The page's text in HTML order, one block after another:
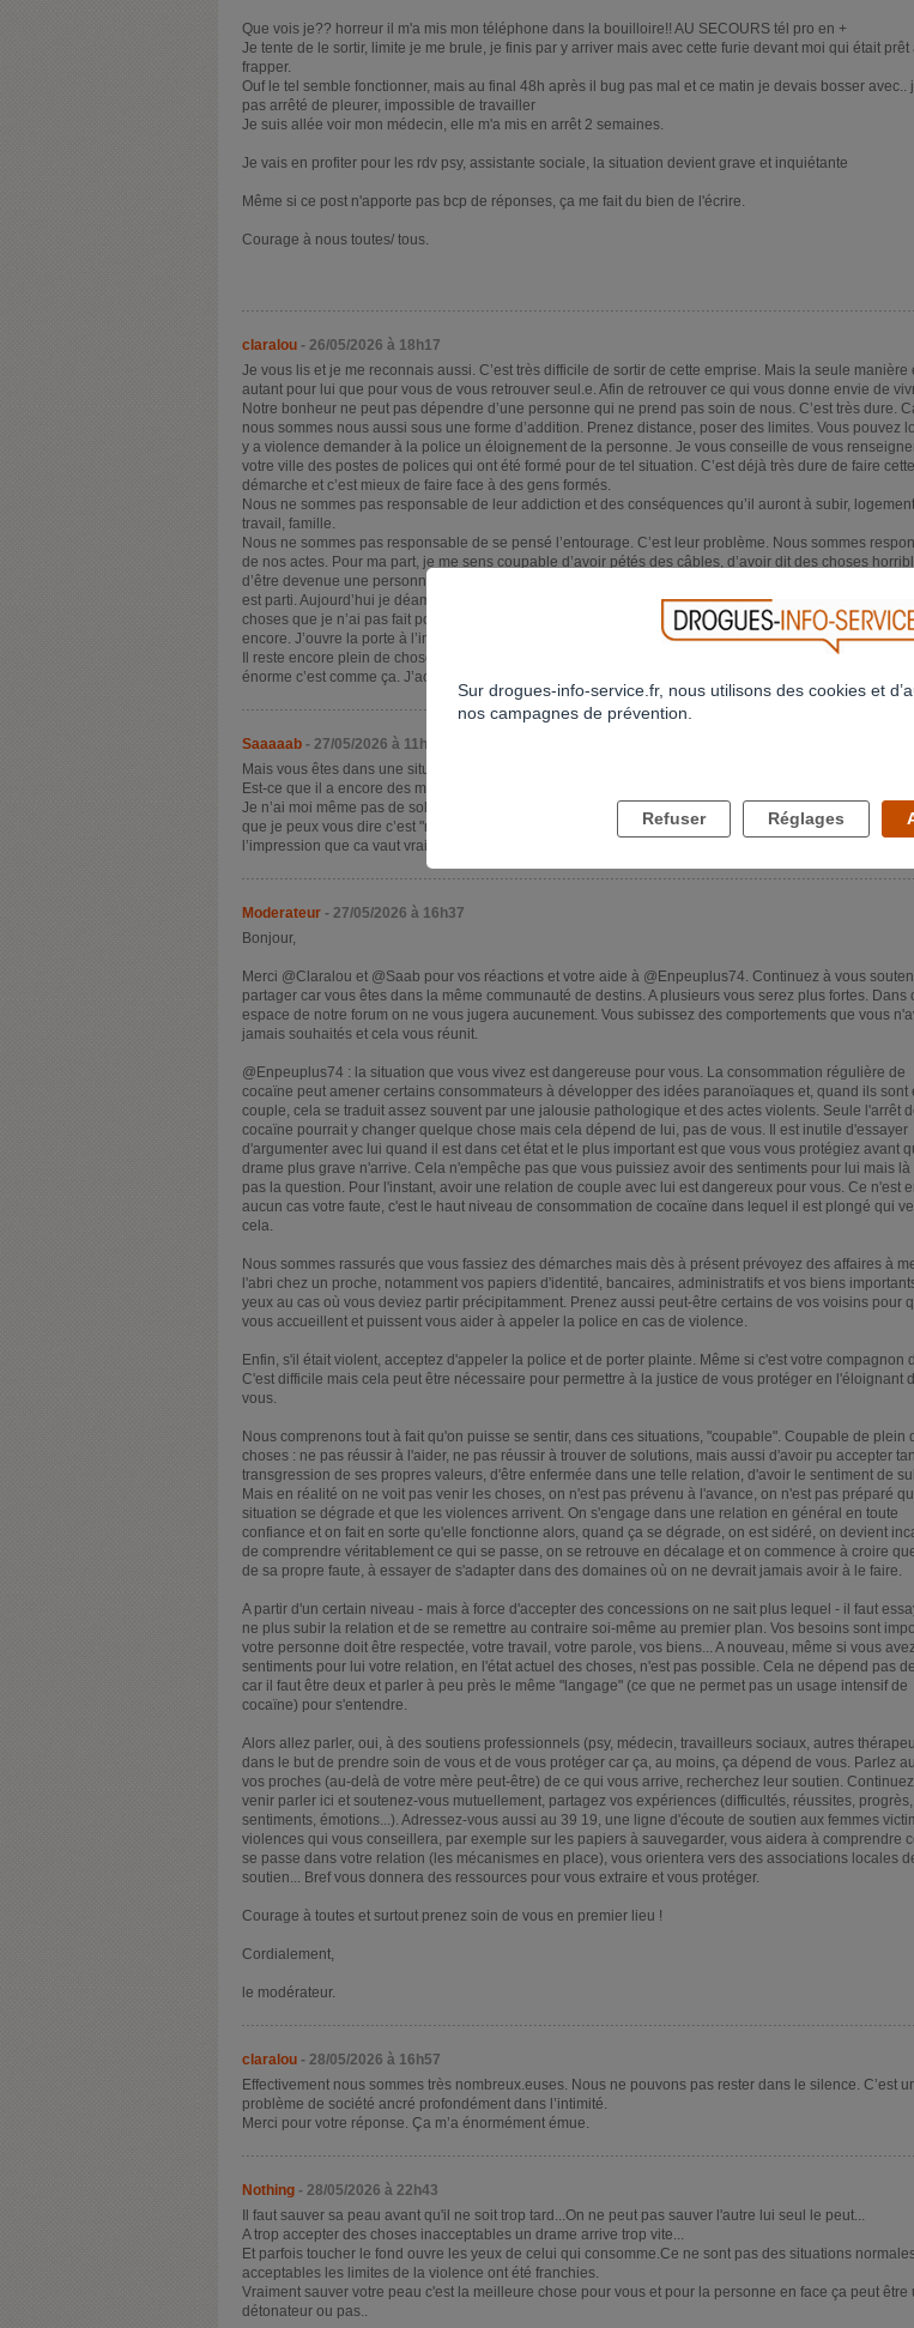
Que vois je?? horreur il m'a mis mon téléphone dans la bouilloire!! AU SECOURS tél pro en +
Je tente de le sortir, limite je me brule, je finis par y arriver mais avec cette furie devant moi qui était prêt
frapper.
Ouf le tel semble fonctionner, mais au final 48h après il bug pas mal et ce matin je devais bosser avec..
pas arrêté de pleurer, impossible de travailler
Je suis allée voir mon médecin, elle m'a mis en arrêt 2 semaines.
Je vais en profiter pour les rdv psy, assistante sociale, la situation devient grave et inquiétante
Même si ce post n'apporte pas bcp de réponses, ça me fait du bien de l'écrire.
Courage à nous toutes/ tous.
claralou - 26/05/2026 à 18h17
Je vous lis et je me reconnais aussi. C’est très difficile de sortir de cette emprise. Mais la seule manière
autant pour lui que pour vous de vous retrouver seul.e. Afin de retrouver ce qui vous donne envie de
Notre bonheur ne peut pas dépendre d’une personne qui ne prend pas soin de nous. C’est très dure.
nous sommes nous aussi sous une forme d’addition. Prenez distance, poser des limites. Vous pouvez
y a violence demander à la police un éloignement de la personne. Je vous conseille de vous
votre ville des postes de polices qui ont été formé pour de tel situation. C’est déjà très dure de faire cette
démarche et c’est mieux de faire face à des gens formés.
Nous ne sommes pas responsable de leur addiction et des conséquences qu’il auront à subir, logement,
travail, famille.
Nous ne sommes pas responsable de se pensé l’entourage. C’est leur problème. Nous sommes
de nos actes. Pour ma part, je me sens coupable d’avoir pétés des câbles, d’avoir dit des choses
d’être devenue une personne méchante. Je ne veux pas être cette personne. Cela fait que trois
est parti. Aujourd’hui je déambule dans un sentiment de culpabilité mais en même temps je regarde
choses que je n’ai pas fait pour moi. Je me demande ce que j’ai besoin pour aller bien et je ne sais pas
encore. J’ouvre la porte à l’inconnu.
Il reste encore plein de choses à faire. Beaucoup d’infertile. Je l’aime encore et je suis dans une
énorme c’est comme ça. J’accepte la ou j’en suis aujourd’hui.
Saaaaab - 27/05/2026 à 11h05
Mais vous êtes dans une situation dangereuse je trouve.
Est-ce que il a encore des moments de lucidité?
Je n’ai moi même pas de solution a mes soucis donc je me vois mal vous donner des conseils... le seul
que je peux vous dire c’est "n'attendez pas qu’il soit trop tard" . Quand il est "normal" est ce que vous
l’impression que ca vaut vraiment le coup ?
Moderateur - 27/05/2026 à 16h37
Bonjour,
Merci @Claralou et @Saab pour vos réactions et votre aide à @Enpeuplus74. Continuez à vous
partager car vous êtes dans la même communauté de destins. A plusieurs vous serez plus fortes. Dans
espace de notre forum on ne vous jugera aucunement. Vous subissez des comportements que vous
jamais souhaités et cela vous réunit.
@Enpeuplus74 : la situation que vous vivez est dangereuse pour vous. La consommation régulière de
cocaïne peut amener certains consommateurs à développer des idées paranoïaques et, quand ils sont
couple, cela se traduit assez souvent par une jalousie pathologique et des actes violents. Seule l'arrêt
cocaïne pourrait y changer quelque chose mais cela dépend de lui, pas de vous. Il est inutile d'essayer
d'argumenter avec lui quand il est dans cet état et le plus important est que vous vous protégiez avant
drame plus grave n'arrive. Cela n'empêche pas que vous puissiez avoir des sentiments pour lui mais là
pas la question. Pour l'instant, avoir une relation de couple avec lui est dangereux pour vous. Ce n'est
aucun cas votre faute, c'est le haut niveau de consommation de cocaïne dans lequel il est plongé qui
cela.
Nous sommes rassurés que vous fassiez des démarches mais dès à présent prévoyez des affaires à
l'abri chez un proche, notamment vos papiers d'identité, bancaires, administratifs et vos biens
yeux au cas où vous deviez partir précipitamment. Prenez aussi peut-être certains de vos voisins pour
vous accueillent et puissent vous aider à appeler la police en cas de violence.
Enfin, s'il était violent, acceptez d'appeler la police et de porter plainte. Même si c'est votre compagnon
C'est difficile mais cela peut être nécessaire pour permettre à la justice de vous protéger en l'éloignant
vous.
Nous comprenons tout à fait qu'on puisse se sentir, dans ces situations, "coupable". Coupable de plein
choses : ne pas réussir à l'aider, ne pas réussir à trouver de solutions, mais aussi d'avoir pu accepter
transgression de ses propres valeurs, d'être enfermée dans une telle relation, d'avoir le sentiment de
Mais en réalité on ne voit pas venir les choses, on n'est pas prévenu à l'avance, on n'est pas préparé
situation se dégrade et que les violences arrivent. On s'engage dans une relation en général en toute
confiance et on fait en sorte qu'elle fonctionne alors, quand ça se dégrade, on est sidéré, on devient
de comprendre véritablement ce qui se passe, on se retrouve en décalage et on commence à croire
de sa propre faute, à essayer de s'adapter dans des domaines où on ne devrait jamais avoir à le faire.
A partir d'un certain niveau - mais à force d'accepter des concessions on ne sait plus lequel - il faut
ne plus subir la relation et de se remettre au contraire soi-même au premier plan. Vos besoins sont
votre personne doit être respectée, votre travail, votre parole, vos biens... A nouveau, même si vous
sentiments pour lui votre relation, en l'état actuel des choses, n'est pas possible. Cela ne dépend pas
car il faut être deux et parler à peu près le même "langage" (ce que ne permet pas un usage intensif de
cocaïne) pour s'entendre.
Alors allez parler, oui, à des soutiens professionnels (psy, médecin, travailleurs sociaux, autres
dans le but de prendre soin de vous et de vous protéger car ça, au moins, ça dépend de vous. Parlez
vos proches (au-delà de votre mère peut-être) de ce qui vous arrive, recherchez leur soutien.
venir parler ici et soutenez-vous mutuellement, partagez vos expériences (difficultés, réussites, progrès,
sentiments, émotions...). Adressez-vous aussi au 39 19, une ligne d'écoute de soutien aux femmes
violences qui vous conseillera, par exemple sur les papiers à sauvegarder, vous aidera à comprendre
se passe dans votre relation (les mécanismes en place), vous orientera vers des associations locales
soutien... Bref vous donnera des ressources pour vous extraire et vous protéger.
Courage à toutes et surtout prenez soin de vous en premier lieu !
Cordialement,
le modérateur.
claralou - 28/05/2026 à 16h57
Effectivement nous sommes très nombreux.euses. Nous ne pouvons pas rester dans le silence. C’est
problème de société ancré profondément dans l’intimité.
Merci pour votre réponse. Ça m’a énormément émue.
Nothing - 28/05/2026 à 22h43
Il faut sauver sa peau avant qu'il ne soit trop tard...On ne peut pas sauver l'autre lui seul le peut...
A trop accepter des choses inacceptables un drame arrive trop vite...
Et parfois toucher le fond ouvre les yeux de celui qui consomme.Ce ne sont pas des situations
acceptables les limites de la violence ont été franchies.
Vraiment sauver votre peau c'est la meilleure chose pour vous et pour la personne en face ça peut être
détonateur ou pas..
Sur drogues-info-service.fr, nous utilisons des cookies et
nos campagnes de prévention.
Refuser Réglages